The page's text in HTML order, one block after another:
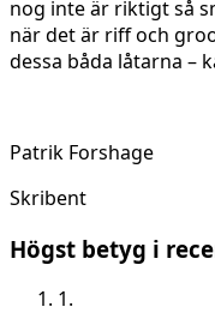
nog inte är riktigt så
när det är riff och
dessa båda låtarna –
Patrik Forshage
Skribent
Högst betyg i
1.